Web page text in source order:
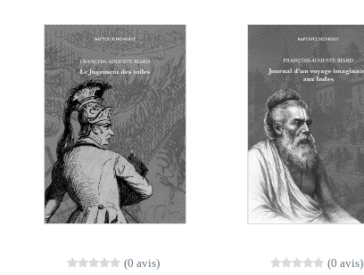
(0 avis) (0 avis)